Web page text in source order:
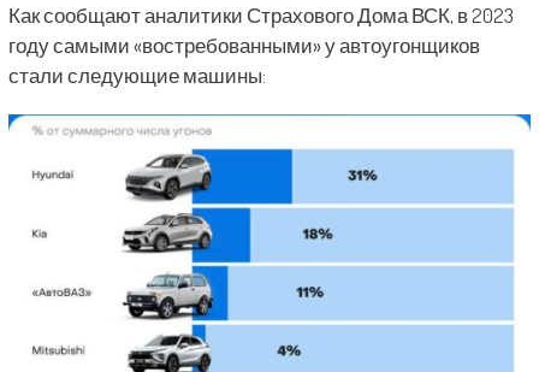
Как сообщают аналитики Страхового Дома ВСК, в 2023
году самыми «востребованными» у автоугонщиков
стали следующие машины: